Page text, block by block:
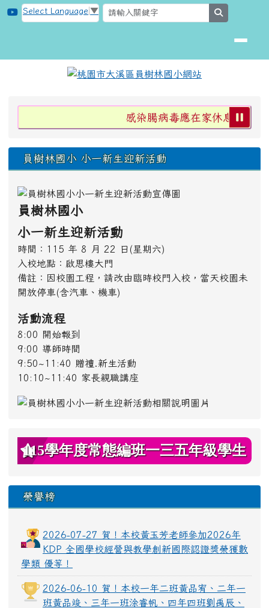
跳至主內容區
桃園市大溪區員樹林國小網站
Select Language ▼
上中區域內容
感染腸病毒應在家休息不上學
員樹林國小 小一新生迎新活動
員樹林國小
小一新生迎新活動
時間：115 年 8 月 22 日(星期六)
入校地點：啟思樓大門
備註：因校園工程，請改由臨時校門入校，當天校園未
開放停車(含汽車、機車)
活動流程
8:00 開始報到
9:00 導師時間
9:50~11:40 贈禮.新生活動
10:10~11:40 家長親職講座
115學年度常態編班一三五年級學生
榮譽榜
2026-07-27 賀！本校黃玉芳老師參加2026年
KDP 全國學校經營與教學創新國際認證獎榮獲數
學類 優等！
2026-06-10 賀！本校一年二班黃品宥、二年一
班黃品竣、三年一班涂睿帆、四年四班劉禹辰、